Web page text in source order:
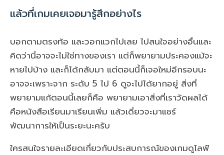
แล้วที่เกมเคยเจอมารู้สึกอย่างไร
บอกตามตรงท้อ และวอกแวกไปเลย ไปสนใจอย่างอื่นและ
คิดว่านี่อาจจะไม่ใช่ทางของเรา แต่ก็พยายามประคองแม้จะ
หายไปบ้าง และก็ได้กลับมา แต่ตอนนี้ก็เจอใหม่อีกรอบนะ
อาจจะเพราะจาก ระดับ 5 ไป 6 ดูจะไปได้ยากอยู่ สิ่งที่
พยายามแก้ตอนนี้เลยก็คือ พยายามเอาสิ่งที่เราวัดผลได้
คือหนังสือเรียนมาเรียนเพิ่ม แล้วเดี่ยวจะมาแชร์
พัฒนาการให้เป็นระยะนะครับ
ใครสนใจรายละเอียดเกี่ยวกับประสบการณ์ของเกมดูไลฟ์